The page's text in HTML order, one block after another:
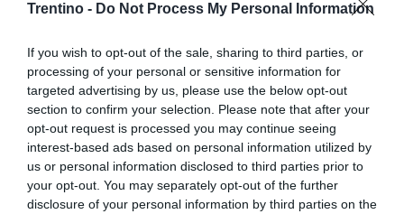
Trentino - Do Not Process My Personal Information
If you wish to opt-out of the sale, sharing to third parties, or
processing of your personal or sensitive information for
targeted advertising by us, please use the below opt-out
section to confirm your selection. Please note that after your
opt-out request is processed you may continue seeing
interest-based ads based on personal information utilized by
us or personal information disclosed to third parties prior to
your opt-out. You may separately opt-out of the further
disclosure of your personal information by third parties on the
Frana di Cortesano, un'esplosione fa
crollare il blocco roccioso